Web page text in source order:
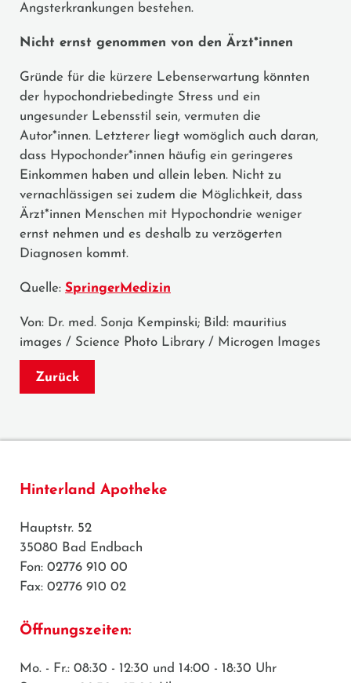
Angsterkrankungen bestehen.
Nicht ernst genommen von den Ärzt*innen
Gründe für die kürzere Lebenserwartung könnten
der hypochondriebedingte Stress und ein
ungesunder Lebensstil sein, vermuten die
Autor*innen. Letzterer liegt womöglich auch daran,
dass Hypochonder*innen häufig ein geringeres
Einkommen haben und allein leben. Nicht zu
vernachlässigen sei zudem die Möglichkeit, dass
Ärzt*innen Menschen mit Hypochondrie weniger
ernst nehmen und es deshalb zu verzögerten
Diagnosen kommt.
Quelle: SpringerMedizin
Von: Dr. med. Sonja Kempinski; Bild: mauritius
images / Science Photo Library / Microgen Images
Zurück
Hinterland Apotheke
Hauptstr. 52
35080 Bad Endbach
Fon: 02776 910 00
Fax: 02776 910 02
Öffnungszeiten:
Mo. - Fr.: 08:30 - 12:30 und 14:00 - 18:30 Uhr